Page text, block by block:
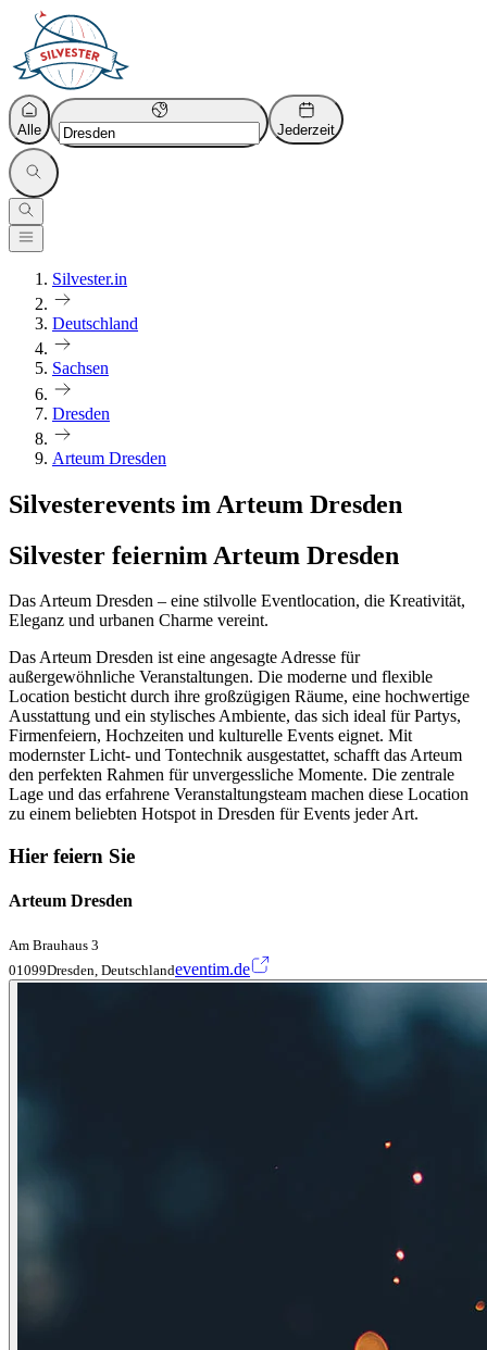
Alle Jederzeit
Silvester.in
Deutschland
Sachsen
Dresden
Arteum Dresden
Silvesterevents im Arteum Dresden
Silvester feiernim Arteum Dresden
Das Arteum Dresden – eine stilvolle Eventlocation, die Kreativität,
Eleganz und urbanen Charme vereint.
Das Arteum Dresden ist eine angesagte Adresse für
außergewöhnliche Veranstaltungen. Die moderne und flexible
Location besticht durch ihre großzügigen Räume, eine hochwertige
Ausstattung und ein stylisches Ambiente, das sich ideal für Partys,
Firmenfeiern, Hochzeiten und kulturelle Events eignet. Mit
modernster Licht- und Tontechnik ausgestattet, schafft das Arteum
den perfekten Rahmen für unvergessliche Momente. Die zentrale
Lage und das erfahrene Veranstaltungsteam machen diese Location
zu einem beliebten Hotspot in Dresden für Events jeder Art.
Hier feiern Sie
Arteum Dresden
Am Brauhaus 3
01099Dresden, Deutschlandeventim.de